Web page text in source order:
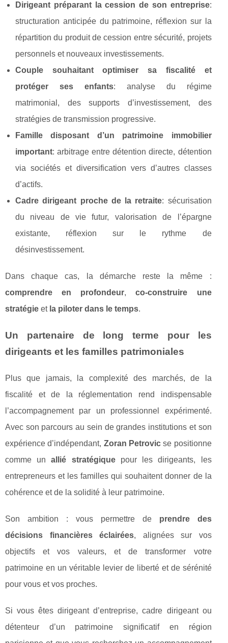
Dirigeant préparant la cession de son entreprise:
structuration anticipée du patrimoine, réflexion sur la
répartition du produit de cession entre sécurité, projets
personnels et nouveaux investissements.
Couple souhaitant optimiser sa fiscalité et
protéger ses enfants: analyse du régime
matrimonial, des supports d’investissement, des
stratégies de transmission progressive.
Famille disposant d’un patrimoine immobilier
important: arbitrage entre détention directe, détention
via sociétés et diversification vers d’autres classes
d’actifs.
Cadre dirigeant proche de la retraite: sécurisation
du niveau de vie futur, valorisation de l’épargne
existante, réflexion sur le rythme de
désinvestissement.
Dans chaque cas, la démarche reste la même :
comprendre en profondeur,co-construire une
stratégie et la piloter dans le temps.
Un partenaire de long terme pour les
dirigeants et les familles patrimoniales
Plus que jamais, la complexité des marchés, de la
fiscalité et de la réglementation rend indispensable
l’accompagnement par un professionnel expérimenté.
Avec son parcours au sein de grandes institutions et son
expérience d’indépendant, Zoran Petrovicse positionne
comme unallié stratégiquepour les dirigeants, les
entrepreneurs et les familles qui souhaitent donner de la
cohérence et de la solidité à leur patrimoine.
Son ambition : vous permettre de prendre des
décisions financières éclairées, alignées sur vos
objectifs et vos valeurs, et de transformer votre
patrimoine en un véritable levier de liberté et de sérénité
pour vous et vos proches.
Si vous êtes dirigeant d’entreprise, cadre dirigeant ou
détenteur d’un patrimoine significatif en région